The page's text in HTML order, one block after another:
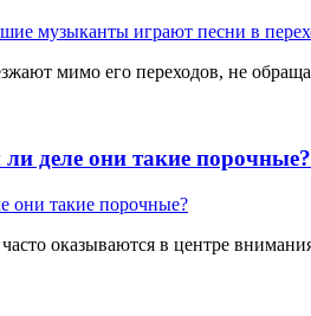
мимо его переходов, не
деле они такие порочные?
оказываются в центре